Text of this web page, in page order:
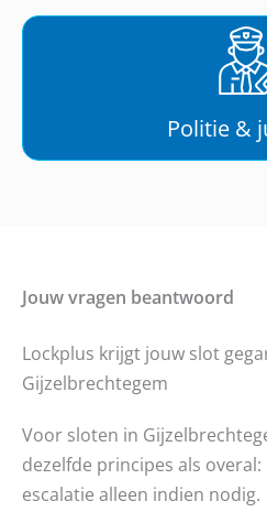
Politie &
Jouw vragen beantwoord
Lockplus krijgt jouw slot
Gijzelbrechtegem
Voor sloten in
dezelfde principes als
escalatie alleen indien nodig.